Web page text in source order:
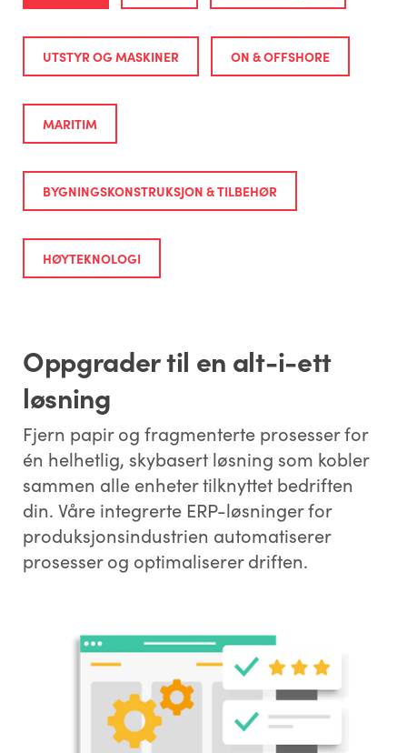
UTSTYR OG MASKINER ON & OFFSHORE
MARITIM
BYGNINGSKONSTRUKSJON & TILBEHØR
HØYTEKNOLOGI
Oppgrader til en alt-i-ett
løsning
Fjern papir og fragmenterte prosesser for
én helhetlig, skybasert løsning som kobler
sammen alle enheter tilknyttet bedriften
din. Våre integrerte ERP-løsninger for
produksjonsindustrien automatiserer
prosesser og optimaliserer driften.